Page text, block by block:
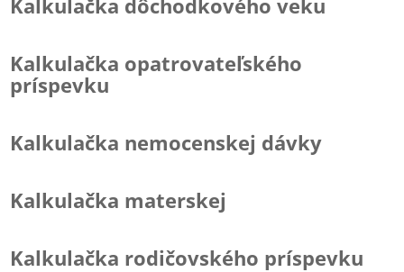
Kalkulačka dôchodkového veku
Kalkulačka opatrovateľského
príspevku
Kalkulačka nemocenskej dávky
Kalkulačka materskej
Kalkulačka rodičovského príspevku